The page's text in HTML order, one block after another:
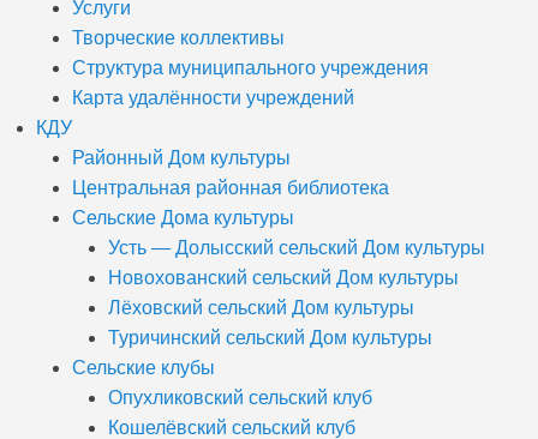
Услуги
Творческие коллективы
Структура муниципального учреждения
Карта удалённости учреждений
КДУ
Районный Дом культуры
Центральная районная библиотека
Сельские Дома культуры
Усть — Долысский сельский Дом культуры
Новохованский сельский Дом культуры
Лёховский сельский Дом культуры
Туричинский сельский Дом культуры
Сельские клубы
Опухликовский сельский клуб
Кошелёвский сельский клуб